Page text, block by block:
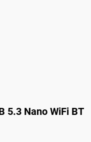
5.3 Nano WiFi BT